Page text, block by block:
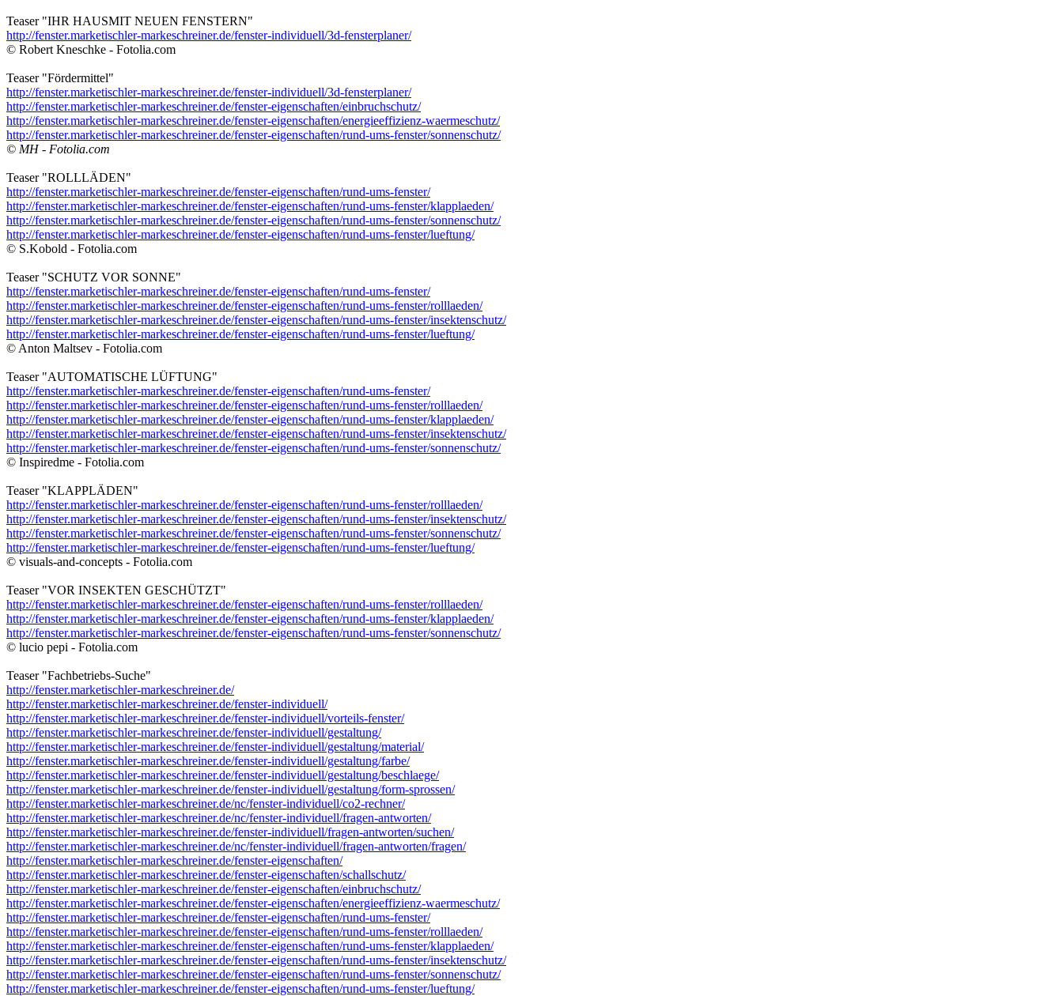
Teaser "IHR HAUSMIT NEUEN FENSTERN"
http://fenster.marketischler-markeschreiner.de/fenster-individuell/3d-fensterplaner/
© Robert Kneschke - Fotolia.com
Teaser "Fördermittel"
http://fenster.marketischler-markeschreiner.de/fenster-individuell/3d-fensterplaner/
http://fenster.marketischler-markeschreiner.de/fenster-eigenschaften/einbruchschutz/
http://fenster.marketischler-markeschreiner.de/fenster-eigenschaften/energieeffizienz-waermeschutz/
http://fenster.marketischler-markeschreiner.de/fenster-eigenschaften/rund-ums-fenster/sonnenschutz/
© MH - Fotolia.com
Teaser "ROLLLÄDEN"
http://fenster.marketischler-markeschreiner.de/fenster-eigenschaften/rund-ums-fenster/
http://fenster.marketischler-markeschreiner.de/fenster-eigenschaften/rund-ums-fenster/klapplaeden/
http://fenster.marketischler-markeschreiner.de/fenster-eigenschaften/rund-ums-fenster/sonnenschutz/
http://fenster.marketischler-markeschreiner.de/fenster-eigenschaften/rund-ums-fenster/lueftung/
© S.Kobold - Fotolia.com
Teaser "SCHUTZ VOR SONNE"
http://fenster.marketischler-markeschreiner.de/fenster-eigenschaften/rund-ums-fenster/
http://fenster.marketischler-markeschreiner.de/fenster-eigenschaften/rund-ums-fenster/rolllaeden/
http://fenster.marketischler-markeschreiner.de/fenster-eigenschaften/rund-ums-fenster/insektenschutz/
http://fenster.marketischler-markeschreiner.de/fenster-eigenschaften/rund-ums-fenster/lueftung/
© Anton Maltsev - Fotolia.com
Teaser "AUTOMATISCHE LÜFTUNG"
http://fenster.marketischler-markeschreiner.de/fenster-eigenschaften/rund-ums-fenster/
http://fenster.marketischler-markeschreiner.de/fenster-eigenschaften/rund-ums-fenster/rolllaeden/
http://fenster.marketischler-markeschreiner.de/fenster-eigenschaften/rund-ums-fenster/klapplaeden/
http://fenster.marketischler-markeschreiner.de/fenster-eigenschaften/rund-ums-fenster/insektenschutz/
http://fenster.marketischler-markeschreiner.de/fenster-eigenschaften/rund-ums-fenster/sonnenschutz/
© Inspiredme - Fotolia.com
Teaser "KLAPPLÄDEN"
http://fenster.marketischler-markeschreiner.de/fenster-eigenschaften/rund-ums-fenster/rolllaeden/
http://fenster.marketischler-markeschreiner.de/fenster-eigenschaften/rund-ums-fenster/insektenschutz/
http://fenster.marketischler-markeschreiner.de/fenster-eigenschaften/rund-ums-fenster/sonnenschutz/
http://fenster.marketischler-markeschreiner.de/fenster-eigenschaften/rund-ums-fenster/lueftung/
© visuals-and-concepts - Fotolia.com
Teaser "VOR INSEKTEN GESCHÜTZT"
http://fenster.marketischler-markeschreiner.de/fenster-eigenschaften/rund-ums-fenster/rolllaeden/
http://fenster.marketischler-markeschreiner.de/fenster-eigenschaften/rund-ums-fenster/klapplaeden/
http://fenster.marketischler-markeschreiner.de/fenster-eigenschaften/rund-ums-fenster/sonnenschutz/
© lucio pepi - Fotolia.com
Teaser "Fachbetriebs-Suche"
http://fenster.marketischler-markeschreiner.de/
http://fenster.marketischler-markeschreiner.de/fenster-individuell/
http://fenster.marketischler-markeschreiner.de/fenster-individuell/vorteils-fenster/
http://fenster.marketischler-markeschreiner.de/fenster-individuell/gestaltung/
http://fenster.marketischler-markeschreiner.de/fenster-individuell/gestaltung/material/
http://fenster.marketischler-markeschreiner.de/fenster-individuell/gestaltung/farbe/
http://fenster.marketischler-markeschreiner.de/fenster-individuell/gestaltung/beschlaege/
http://fenster.marketischler-markeschreiner.de/fenster-individuell/gestaltung/form-sprossen/
http://fenster.marketischler-markeschreiner.de/nc/fenster-individuell/co2-rechner/
http://fenster.marketischler-markeschreiner.de/nc/fenster-individuell/fragen-antworten/
http://fenster.marketischler-markeschreiner.de/fenster-individuell/fragen-antworten/suchen/
http://fenster.marketischler-markeschreiner.de/nc/fenster-individuell/fragen-antworten/fragen/
http://fenster.marketischler-markeschreiner.de/fenster-eigenschaften/
http://fenster.marketischler-markeschreiner.de/fenster-eigenschaften/schallschutz/
http://fenster.marketischler-markeschreiner.de/fenster-eigenschaften/einbruchschutz/
http://fenster.marketischler-markeschreiner.de/fenster-eigenschaften/energieeffizienz-waermeschutz/
http://fenster.marketischler-markeschreiner.de/fenster-eigenschaften/rund-ums-fenster/
http://fenster.marketischler-markeschreiner.de/fenster-eigenschaften/rund-ums-fenster/rolllaeden/
http://fenster.marketischler-markeschreiner.de/fenster-eigenschaften/rund-ums-fenster/klapplaeden/
http://fenster.marketischler-markeschreiner.de/fenster-eigenschaften/rund-ums-fenster/insektenschutz/
http://fenster.marketischler-markeschreiner.de/fenster-eigenschaften/rund-ums-fenster/sonnenschutz/
http://fenster.marketischler-markeschreiner.de/fenster-eigenschaften/rund-ums-fenster/lueftung/